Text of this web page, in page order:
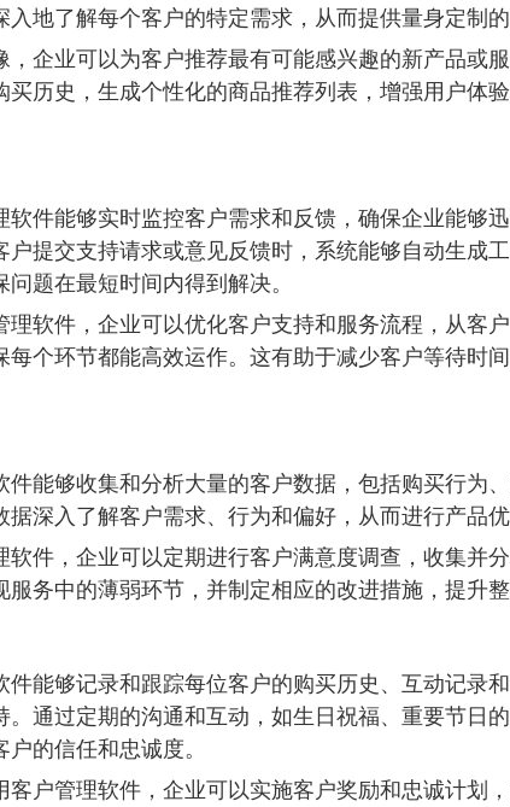
地了解每个客户的特定需求，从而提供量身定制的
，企业可以为客户推荐最有可能感兴趣的新产品或
买历史，生成个性化的商品推荐列表，增强用户体
软件能够实时监控客户需求和反馈，确保企业能够
户提交支持请求或意见反馈时，系统能够自动生成
题在最短时间内得到解决。
理软件，企业可以优化客户支持和服务流程，从客
每个环节都能高效运作。这有助于减少客户等待时
件能够收集和分析大量的客户数据，包括购买行为
深入了解客户需求、行为和偏好，从而进行产品优
软件，企业可以定期进行客户满意度调查，收集并
务中的薄弱环节，并制定相应的改进措施，提升整
件能够记录和跟踪每位客户的购买历史、互动记录
。通过定期的沟通和互动，如生日祝福、重要节日
的信任和忠诚度。
客户管理软件，企业可以实施客户奖励和忠诚计划